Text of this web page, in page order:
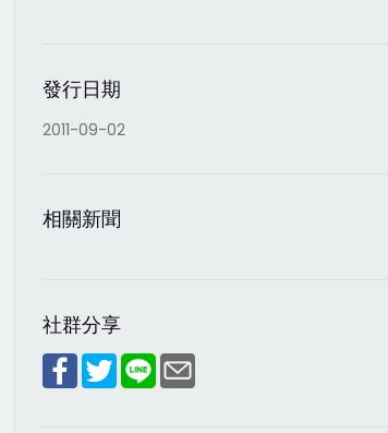
發行日期
2011-09-02
相關新聞
社群分享